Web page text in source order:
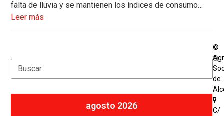
falta de lluvia y se mantienen los índices de consumo…
Leer más
Search
agosto 2026
©
de
C/